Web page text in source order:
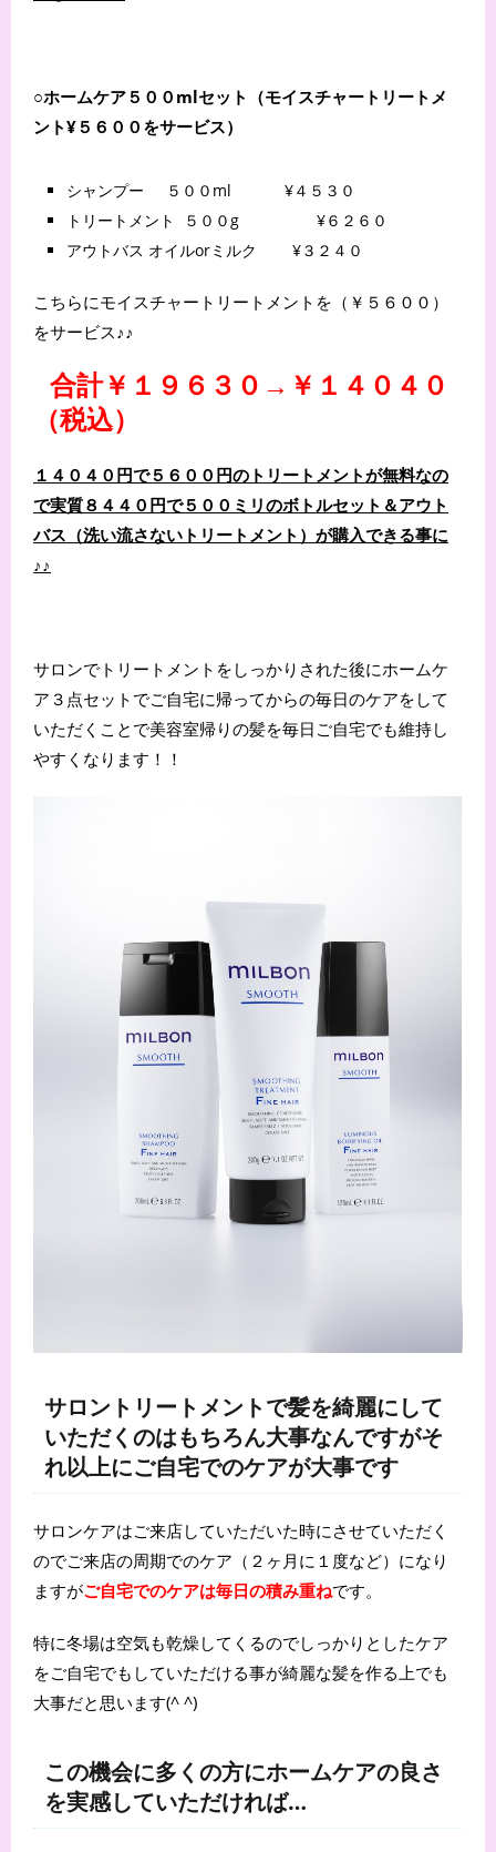
○ホームケア５００mlセット（モイスチャートリートメ
ント¥５６００をサービス）
シャンプー ５００ml
¥４５３０
トリートメント
５００g ¥６２６０
アウトバス オイルorミルク ¥３２４０
こちらにモイスチャートリートメントを（￥５６００）
をサービス♪♪
合計￥１９６３０→￥１４０４０
（税込）
１４０４０円で５６００円のトリートメントが無料なの
で実質８４４０円で５００ミリのボトルセット＆アウト
バス（洗い流さないトリートメント）が購入できる事に
♪♪
サロンでトリートメントをしっかりされた後にホームケ
ア３点セットでご自宅に帰ってからの毎日のケアをして
いただくことで美容室帰りの髪を毎日ご自宅でも維持し
やすくなります！！
サロントリートメントで髪を綺麗にして
いただくのはもちろん大事なんですがそ
れ以上にご自宅でのケアが大事です
サロンケアはご来店していただいた時にさせていただく
のでご来店の周期でのケア（２ヶ月に１度など）になり
ますがご自宅でのケアは毎日の積み重ねです。
特に冬場は空気も乾燥してくるのでしっかりとしたケア
をご自宅でもしていただける事が綺麗な髪を作る上でも
大事だと思います(^ ^)
この機会に多くの方にホームケアの良さ
を実感していただければ…